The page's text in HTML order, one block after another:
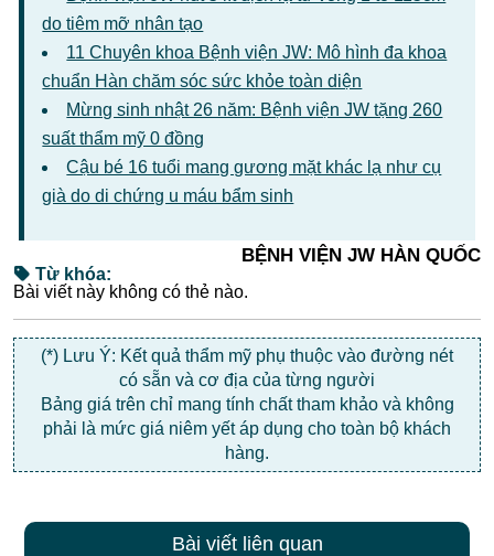
do tiêm mỡ nhân tạo
11 Chuyên khoa Bệnh viện JW: Mô hình đa khoa
chuẩn Hàn chăm sóc sức khỏe toàn diện
Mừng sinh nhật 26 năm: Bệnh viện JW tặng 260
suất thẩm mỹ 0 đồng
Cậu bé 16 tuổi mang gương mặt khác lạ như cụ
già do di chứng u máu bẩm sinh
BỆNH VIỆN JW HÀN QUỐC
Từ khóa:
Bài viết này không có thẻ nào.
(*) Lưu Ý: Kết quả thẩm mỹ phụ thuộc vào đường nét
có sẵn và cơ địa của từng người
Bảng giá trên chỉ mang tính chất tham khảo và không
phải là mức giá niêm yết áp dụng cho toàn bộ khách
hàng.
Bài viết liên quan